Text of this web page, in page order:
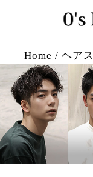
Home / ヘア